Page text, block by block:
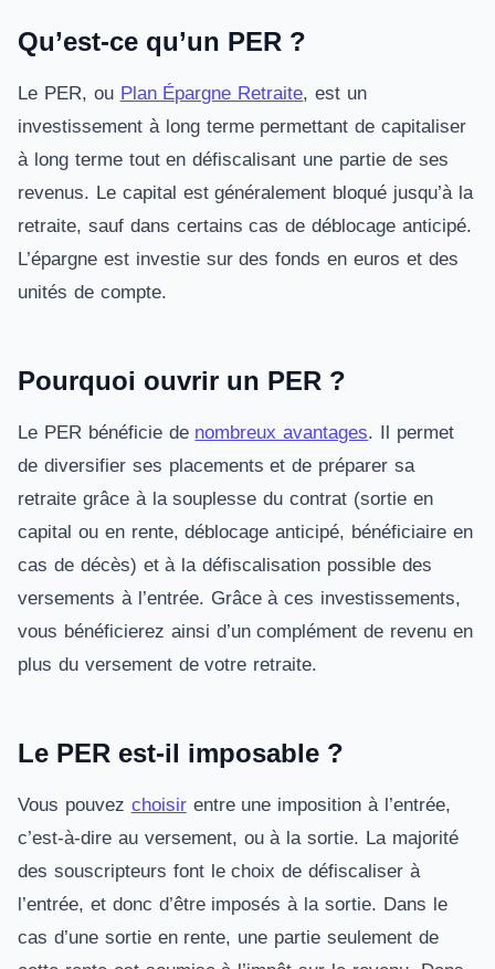
Qu’est-ce qu’un PER ?
Le PER, ou Plan Épargne Retraite, est un
investissement à long terme permettant de capitaliser
à long terme tout en défiscalisant une partie de ses
revenus. Le capital est généralement bloqué jusqu’à la
retraite, sauf dans certains cas de déblocage anticipé.
L’épargne est investie sur des fonds en euros et des
unités de compte.
Pourquoi ouvrir un PER ?
Le PER bénéficie de nombreux avantages. Il permet
de diversifier ses placements et de préparer sa
retraite grâce à la souplesse du contrat (sortie en
capital ou en rente, déblocage anticipé, bénéficiaire en
cas de décès) et à la défiscalisation possible des
versements à l’entrée. Grâce à ces investissements,
vous bénéficierez ainsi d’un complément de revenu en
plus du versement de votre retraite.
Le PER est-il imposable ?
Vous pouvez choisirentre une imposition à l’entrée,
c’est-à-dire au versement, ou à la sortie. La majorité
des souscripteurs font le choix de défiscaliser à
l’entrée, et donc d’être imposés à la sortie. Dans le
cas d’une sortie en rente, une partie seulement de